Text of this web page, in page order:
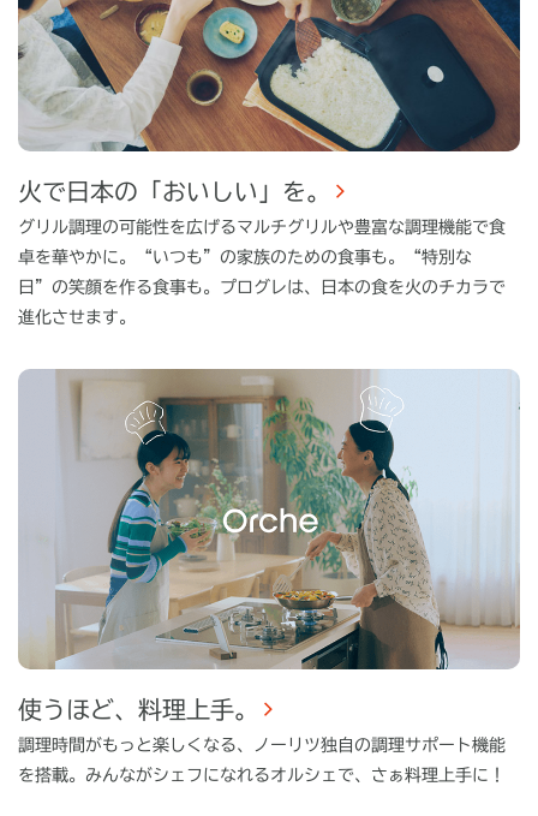
火で日本の「おいしい」を。
グリル調理の可能性を広げるマルチグリルや豊富な調理機能で食
卓を華やかに。“いつも”の家族のための食事も。“特別な
日”の笑顔を作る食事も。プログレは、日本の食を火のチカラで
進化させます。
使うほど、料理上手。
調理時間がもっと楽しくなる、ノーリツ独自の調理サポート機能
を搭載。みんながシェフになれるオルシェで、さぁ料理上手に！